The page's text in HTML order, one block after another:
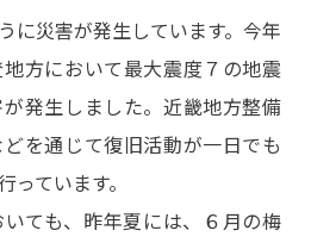
に災害が発生しています。今年
方において最大震度７の地震
発生しました。近畿地方整備
を通じて復旧活動が一日でも
ています。
ても、昨年夏には、６月の梅